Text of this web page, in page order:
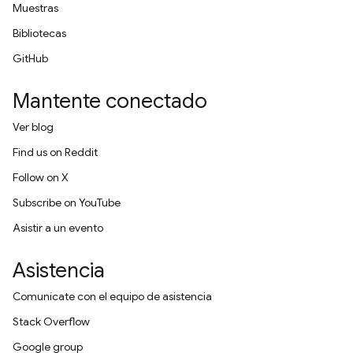
Muestras
Bibliotecas
GitHub
Mantente conectado
Ver blog
Find us on Reddit
Follow on X
Subscribe on YouTube
Asistir a un evento
Asistencia
Comunícate con el equipo de asistencia
Stack Overflow
Google group